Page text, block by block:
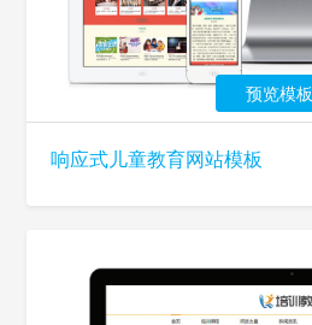
预览模板
响应式儿童教育网站模板